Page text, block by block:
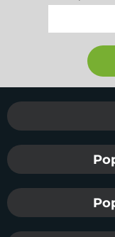
Sidfot